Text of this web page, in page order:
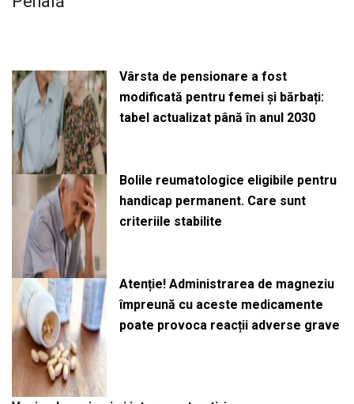
Vârsta de pensionare a fost
modificată pentru femei și bărbați:
tabel actualizat până în anul 2030
Bolile reumatologice eligibile pentru
handicap permanent. Care sunt
criteriile stabilite
Atenție! Administrarea de magneziu
împreună cu aceste medicamente
poate provoca reacții adverse grave